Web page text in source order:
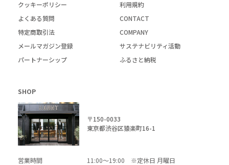
クッキーポリシー
利用規約
よくある質問
CONTACT
特定商取引法
COMPANY
メールマガジン登録
サステナビリティ活動
パートナーシップ
ふるさと納税
SHOP
〒150-0033
東京都渋谷区猿楽町16-1
営業時間 11:00～19:00 ※定休日 月曜日